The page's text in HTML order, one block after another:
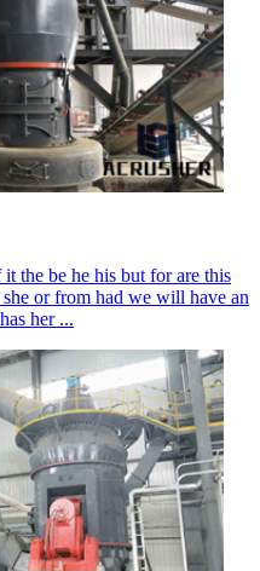
the be he his but for are this
or from had we will have an
her ...